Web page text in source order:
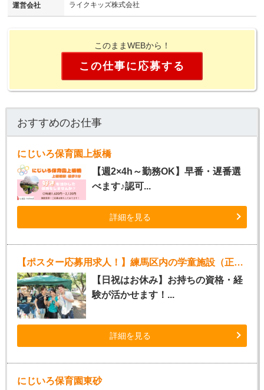
運営会社 ライクキッズ株式会社
このままWEBから！
この仕事に応募する
おすすめのお仕事
にじいろ保育園上板橋
【週2×4h～勤務OK】早番・遅番選
べます♪認可...
詳細を見る
【ポスター応募用求人！】練馬区内の学童施設（正社員）
【日祝はお休み】お持ちの資格・経
験が活かせます！...
詳細を見る
にじいろ保育園東砂